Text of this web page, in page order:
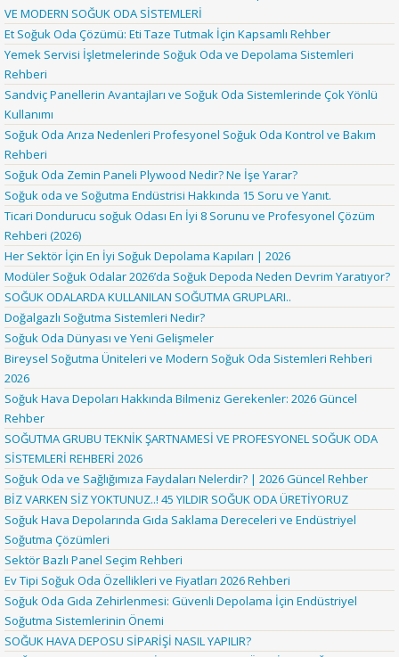
VE MODERN SOĞUK ODA SİSTEMLERİ
Et Soğuk Oda Çözümü: Eti Taze Tutmak İçin Kapsamlı Rehber
Yemek Servisi İşletmelerinde Soğuk Oda ve Depolama Sistemleri
Rehberi
Sandviç Panellerin Avantajları ve Soğuk Oda Sistemlerinde Çok Yönlü
Kullanımı
Soğuk Oda Arıza Nedenleri Profesyonel Soğuk Oda Kontrol ve Bakım
Rehberi
Soğuk Oda Zemin Paneli Plywood Nedir? Ne İşe Yarar?
Soğuk oda ve Soğutma Endüstrisi Hakkında 15 Soru ve Yanıt.
Ticari Dondurucu soğuk Odası En İyi 8 Sorunu ve Profesyonel Çözüm
Rehberi (2026)
Her Sektör İçin En İyi Soğuk Depolama Kapıları | 2026
Modüler Soğuk Odalar 2026’da Soğuk Depoda Neden Devrim Yaratıyor?
SOĞUK ODALARDA KULLANILAN SOĞUTMA GRUPLARI..
Doğalgazlı Soğutma Sistemleri Nedir?
Soğuk Oda Dünyası ve Yeni Gelişmeler
Bireysel Soğutma Üniteleri ve Modern Soğuk Oda Sistemleri Rehberi
2026
Soğuk Hava Depoları Hakkında Bilmeniz Gerekenler: 2026 Güncel
Rehber
SOĞUTMA GRUBU TEKNİK ŞARTNAMESİ VE PROFESYONEL SOĞUK ODA
SİSTEMLERİ REHBERİ 2026
Soğuk Oda ve Sağlığımıza Faydaları Nelerdir? | 2026 Güncel Rehber
BİZ VARKEN SİZ YOKTUNUZ..! 45 YILDIR SOĞUK ODA ÜRETİYORUZ
Soğuk Hava Depolarında Gıda Saklama Dereceleri ve Endüstriyel
Soğutma Çözümleri
Sektör Bazlı Panel Seçim Rehberi
Ev Tipi Soğuk Oda Özellikleri ve Fiyatları 2026 Rehberi
Soğuk Oda Gıda Zehirlenmesi: Güvenli Depolama İçin Endüstriyel
Soğutma Sistemlerinin Önemi
SOĞUK HAVA DEPOSU SİPARİŞİ NASIL YAPILIR?